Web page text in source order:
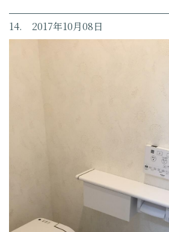
14. 2017年10月08日